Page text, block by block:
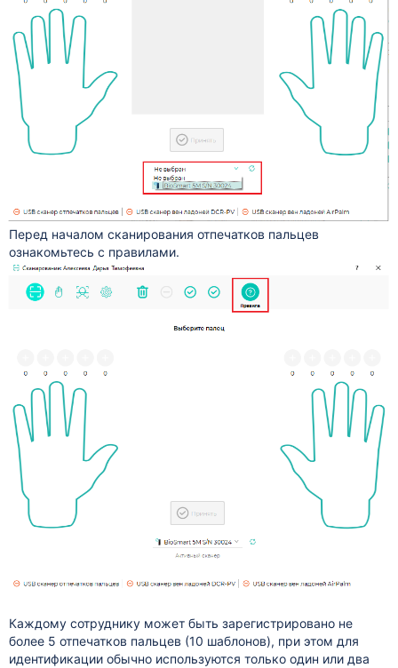
Перед началом сканирования отпечатков пальцев
ознакомьтесь с правилами.
Каждому сотруднику может быть зарегистрировано не
более 5 отпечатков пальцев (10 шаблонов), при этом для
идентификации обычно используются только один или два